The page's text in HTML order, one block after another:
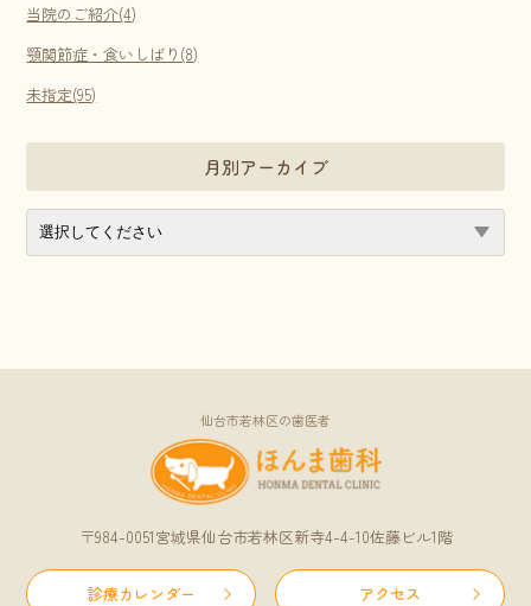
当院のご紹介(4)
顎関節症・食いしばり(8)
未指定(95)
月別アーカイブ
仙台市若林区の歯医者
〒984-0051宮城県仙台市若林区新寺4-4-10佐藤ビル1階
診療カレンダー アクセス